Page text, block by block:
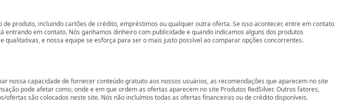
produto, incluindo cartões de crédito, empréstimos ou qualquer outra oferta. Se isso acontecer, entre em contato
em contato. Nós ganhamos dinheiro com publicidade e quando indicamos alguns dos produtos
e nossa equipe se esforça para ser o mais justo possível ao comparar opções concorrentes.
nossa capacidade de fornecer conteúdo gratuito aos nossos usuários, as recomendações que aparecem no site
pode afetar como, onde e em que ordem as ofertas aparecem no site Produtos RedSilver. Outros fatores,
são colocados neste site. Nós não incluímos todas as ofertas financeiras ou de crédito disponíveis.